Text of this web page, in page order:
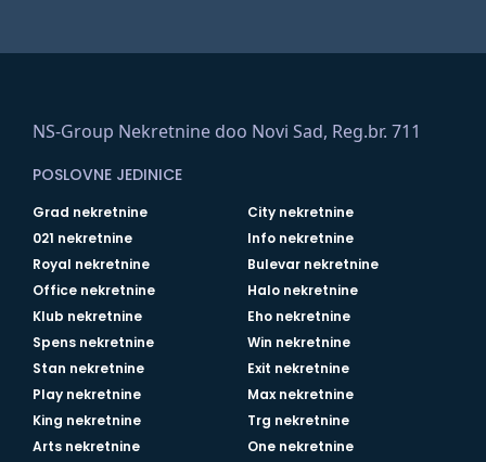
NS-Group Nekretnine doo Novi Sad, Reg.br. 711
POSLOVNE JEDINICE
Grad nekretnine
City nekretnine
021 nekretnine
Info nekretnine
Royal nekretnine
Bulevar nekretnine
Office nekretnine
Halo nekretnine
Klub nekretnine
Eho nekretnine
Spens nekretnine
Win nekretnine
Stan nekretnine
Exit nekretnine
Play nekretnine
Max nekretnine
King nekretnine
Trg nekretnine
Arts nekretnine
One nekretnine